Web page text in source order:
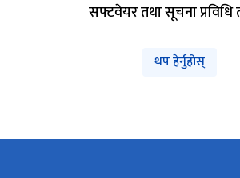
सफ्टवेयर तथा सूचना प्रविधि
थप हेर्नुहोस्